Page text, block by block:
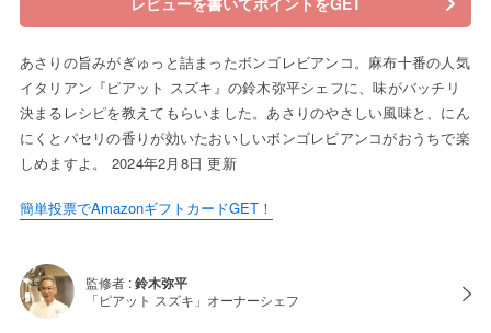
あさりの旨みがぎゅっと詰まったボンゴレビアンコ。麻布十番の人気
イタリアン『ピアット スズキ』の鈴木弥平シェフに、味がバッチリ
決まるレシピを教えてもらいました。あさりのやさしい風味と、にん
にくとパセリの香りが効いたおいしいボンゴレビアンコがおうちで楽
しめますよ。 2024年2月8日 更新
簡単投票でAmazonギフトカードGET！
監修者 :鈴木弥平
「ピアット スズキ」オーナーシェフ